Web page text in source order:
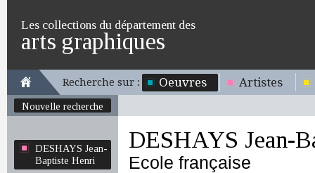
Les collections du département des
arts graphiques
Recherche sur : Oeuvres Artistes
Nouvelle recherche
DESHAYS Jean-
Baptiste Henri
DESHAYS Jean-
Ecole française